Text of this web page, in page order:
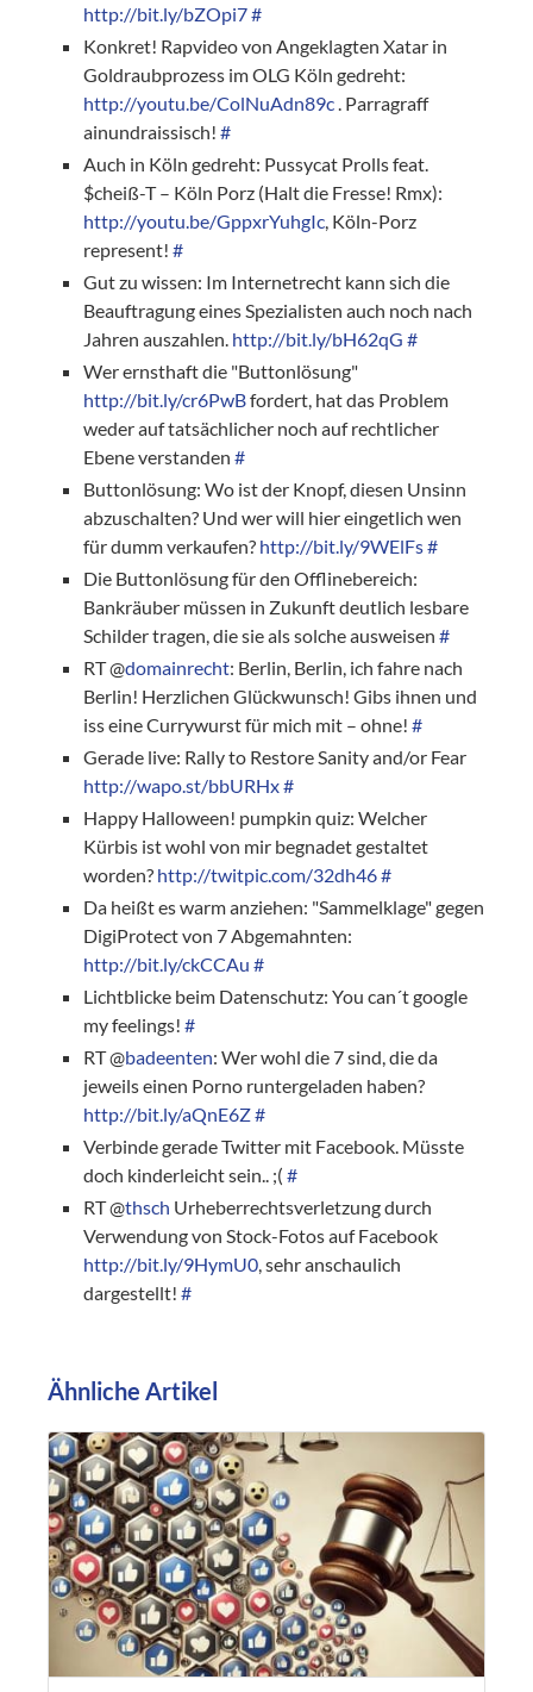
http://bit.ly/bZOpi7#
Konkret! Rapvideo von Angeklagten Xatar in
Goldraubprozess im OLG Köln gedreht:
http://youtu.be/ColNuAdn89c . Parragraff
ainundraissisch!#
Auch in Köln gedreht: Pussycat Prolls feat.
$cheiß-T – Köln Porz (Halt die Fresse! Rmx):
http://youtu.be/GppxrYuhgIc , Köln-Porz
represent!#
Gut zu wissen: Im Internetrecht kann sich die
Beauftragung eines Spezialisten auch noch nach
Jahren auszahlen. http://bit.ly/bH62qG #
Wer ernsthaft die "Buttonlösung"
http://bit.ly/cr6PwBfordert, hat das Problem
weder auf tatsächlicher noch auf rechtlicher
Ebene verstanden#
Buttonlösung: Wo ist der Knopf, diesen Unsinn
abzuschalten? Und wer will hier eingetlich wen
für dumm verkaufen? http://bit.ly/9WElFs#
Die Buttonlösung für den Offlinebereich:
Bankräuber müssen in Zukunft deutlich lesbare
Schilder tragen, die sie als solche ausweisen#
RT @domainrecht: Berlin, Berlin, ich fahre nach
Berlin! Herzlichen Glückwunsch! Gibs ihnen und
iss eine Currywurst für mich mit – ohne!#
Gerade live: Rally to Restore Sanity and/or Fear
http://wapo.st/bbURHx#
Happy Halloween! pumpkin quiz: Welcher
Kürbis ist wohl von mir begnadet gestaltet
worden? http://twitpic.com/32dh46#
Da heißt es warm anziehen: "Sammelklage" gegen
DigiProtect von 7 Abgemahnten:
http://bit.ly/ckCCAu #
Lichtblicke beim Datenschutz: You can´t google
my feelings!#
RT @badeenten: Wer wohl die 7 sind, die da
jeweils einen Porno runtergeladen haben?
http://bit.ly/aQnE6Z#
Verbinde gerade Twitter mit Facebook. Müsste
doch kinderleicht sein.. ;(#
RT @thsch Urheberrechtsverletzung durch
Verwendung von Stock-Fotos auf Facebook
http://bit.ly/9HymU0 , sehr anschaulich
dargestellt!#
Ähnliche Artikel